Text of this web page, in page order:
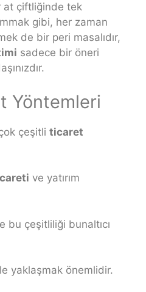
at çiftliğinde tek
gibi, her zaman
de bir peri masalıdır,
sadece bir öneri
Yöntemleri
çeşitli ticaret
ve yatırım
bu çeşitliliği bunaltıcı
yaklaşmak önemlidir.